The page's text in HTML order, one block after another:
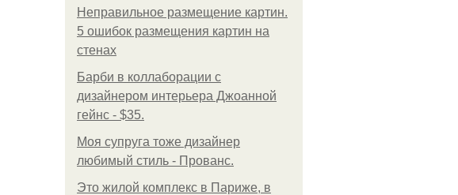
Неправильное размещение картин.
5 ошибок размещения картин на
стенах
Барби в коллаборации с
дизайнером интерьера Джоанной
гейнс - $35.
Моя супруга тоже дизайнер
любимый стиль - Прованс.
Это жилой комплекс в Париже, в